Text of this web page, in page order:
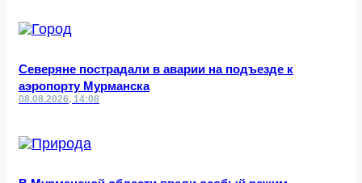
Северяне пострадали в аварии на подъезде к
аэропорту Мурманска
08.08.2026, 14:08